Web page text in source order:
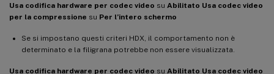
Usa codifica hardware per codec video su Abilitato Usa codec video
per la compressione su Per l’intero schermo
Se si impostano questi criteri HDX, il comportamento non è
determinato e la filigrana potrebbe non essere visualizzata.
Usa codifica hardware per codec video su Abilitato Usa codec video